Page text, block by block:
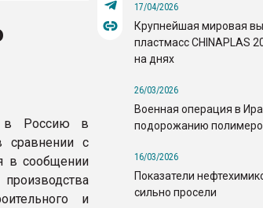
в Россию в
с
в сообщении
и
17/04/2026
Крупнейшая мировая
пластмасс CHINAPLAS
на днях
26/03/2026
Военная операция в
подорожанию
16/03/2026
Показатели
сильно просели